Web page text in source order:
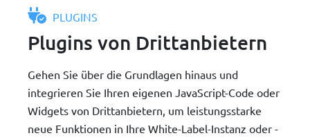
PLUGINS
Plugins von Drittanbietern
Gehen Sie über die Grundlagen hinaus und
integrieren Sie Ihren eigenen JavaScript-Code oder
Widgets von Drittanbietern, um leistungsstarke
neue Funktionen in Ihre White-Label-Instanz oder -